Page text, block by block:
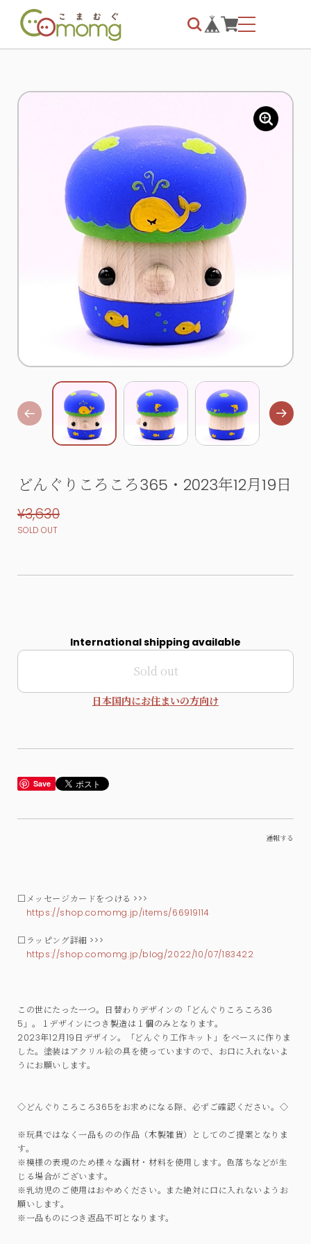
どんぐりころころ365・2023年12月19日
¥3,630
SOLD OUT
International shipping available
Sold out
日本国内にお住まいの方向け
Save
通報する
□メッセージカードをつける >>>
https://shop.comomg.jp/items/66919114
□ラッピング詳細 >>>
https://shop.comomg.jp/blog/2022/10/07/183422
この世にたった一つ。日替わりデザインの「どんぐりころころ36
5」。１デザインにつき製造は１個のみとなります。
2023年12月19日デザイン。「どんぐり工作キット」をベースに作りま
した。塗装はアクリル絵の具を使っていますので、お口に入れないよ
うにお願いします。
◇どんぐりころころ365をお求めになる際、必ずご確認ください。◇
※玩具ではなく一品ものの作品（木製雑貨）としてのご提案となりま
す。
※模様の表現のため様々な画材・材料を使用します。色落ちなどが生
じる場合がございます。
※乳幼児のご使用はおやめください。また絶対に口に入れないようお
願いします。
※一品ものにつき返品不可となります。